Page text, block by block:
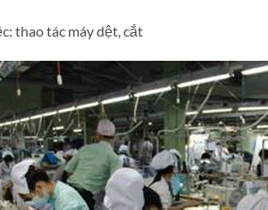
thao tác máy dệt, cắt